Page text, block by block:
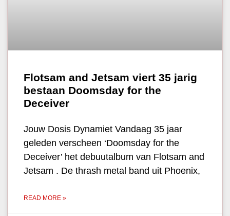
Flotsam and Jetsam viert 35 jarig
bestaan Doomsday for the
Deceiver
Jouw Dosis Dynamiet Vandaag 35 jaar
geleden verscheen ‘Doomsday for the
Deceiver’ het debuutalbum van Flotsam and
Jetsam . De thrash metal band uit Phoenix,
READ MORE »